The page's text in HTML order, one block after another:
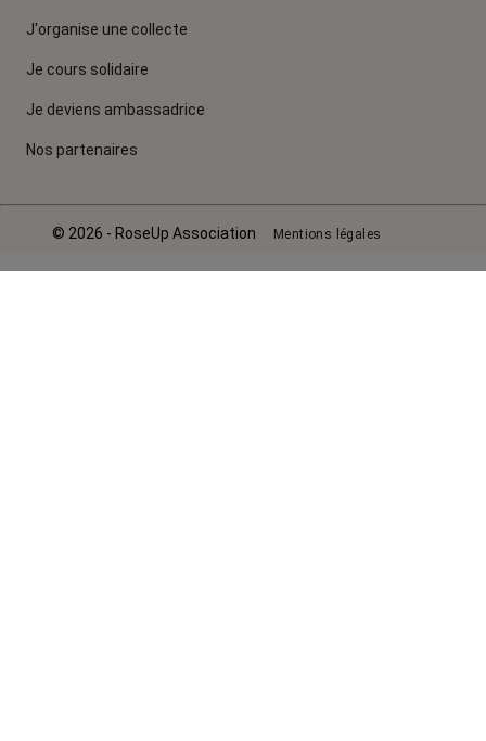
J'organise une collecte
Je cours solidaire
Je deviens ambassadrice
Nos partenaires
© 2026 - RoseUp Association Mentions légales